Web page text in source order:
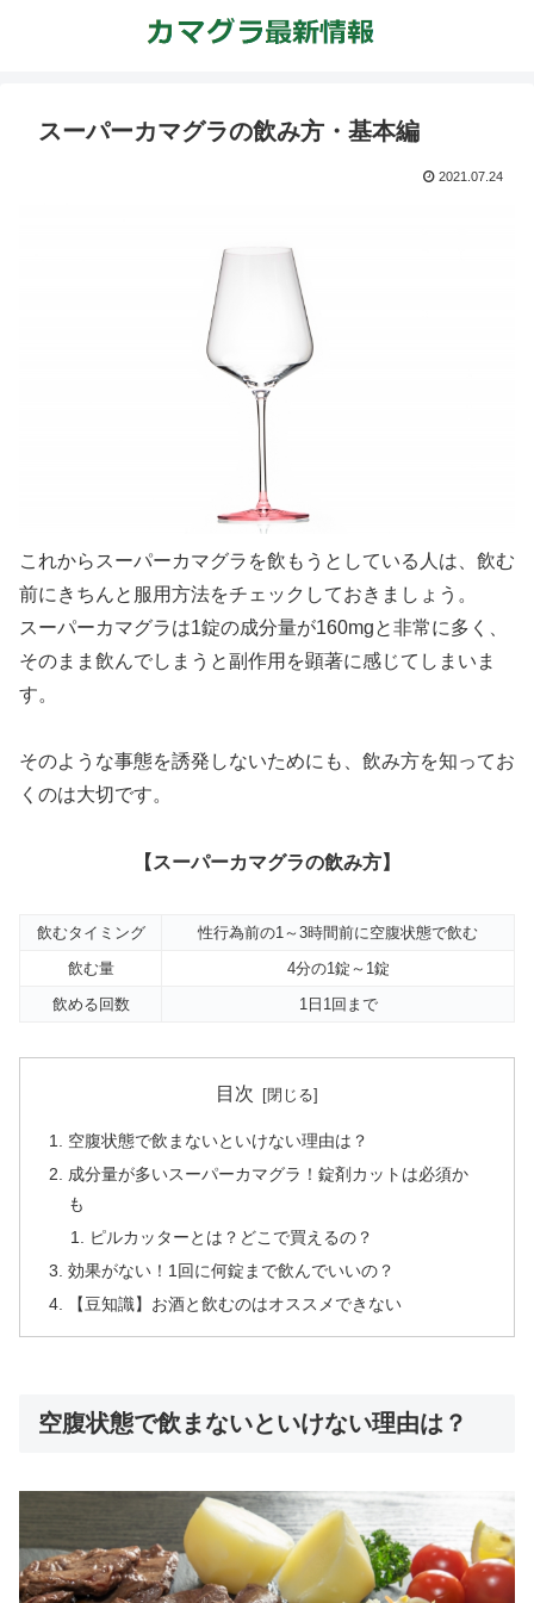
スーパーカマグラの飲み方・基本編
2021.07.24
これからスーパーカマグラを飲もうとしている人は、飲む
前にきちんと服用方法をチェックしておきましょう。
スーパーカマグラは1錠の成分量が160mgと非常に多く、
そのまま飲んでしまうと副作用を顕著に感じてしまいま
す。
そのような事態を誘発しないためにも、飲み方を知ってお
くのは大切です。
【スーパーカマグラの飲み方】
飲むタイミング
性行為前の1～3時間前に空腹状態で飲む
飲む量
4分の1錠～1錠
飲める回数
1日1回まで
目次
空腹状態で飲まないといけない理由は？
成分量が多いスーパーカマグラ！錠剤カットは必須か
も
ピルカッターとは？どこで買えるの？
効果がない！1回に何錠まで飲んでいいの？
【豆知識】お酒と飲むのはオススメできない
空腹状態で飲まないといけない理由は？